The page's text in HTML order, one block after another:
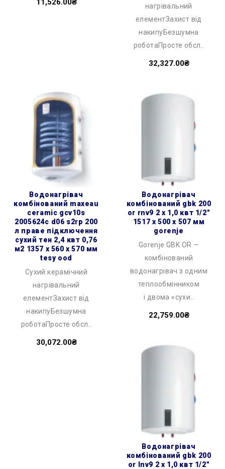
11,526.00₴
нагрівальний
елементЗахист від
накипуБезшумна
роботаПросте обсл..
32,327.00₴
водонагрівач
комбінований maxeau
ceramic gcv10s
2005624c d06 s2rp 200
л праве підключення
сухий тен 2,4 квт 0,76
м2 1357 x 560 x 570 мм
tesy ood
Сухий керамічний
нагрівальний
елементЗахист від
накипуБезшумна
роботаПросте обсл..
30,072.00₴
водонагрівач
комбінований gbk 200
or rnv9 2 х 1,0 квт 1/2″
1517 x 500 x 507 мм
gorenje
Gorenje GBK OR —
комбінований
водонагрівач з одним
теплообмінником
і двома «сухи..
22,759.00₴
водонагрівач
комбінований gbk 200
or lnv9 2 х 1,0 квт 1/2″